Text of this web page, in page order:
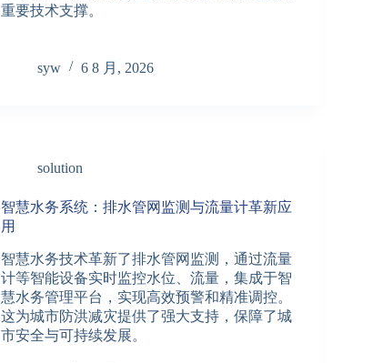
重要技术支撑。
syw 6 8 月, 2026
solution
智慧水务系统：排水管网监测与流量计革新应
用
智慧水务技术革新了排水管网监测，通过流量
计等智能设备实时监控水位、流量，集成于智
慧水务管理平台，实现高效预警和精准调控。
这为城市防洪减灾提供了强大支持，保障了城
市安全与可持续发展。